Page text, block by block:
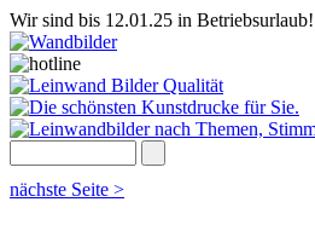
Wir sind bis 12.01.25 in Betriebsurlaub!
nächste Seite >